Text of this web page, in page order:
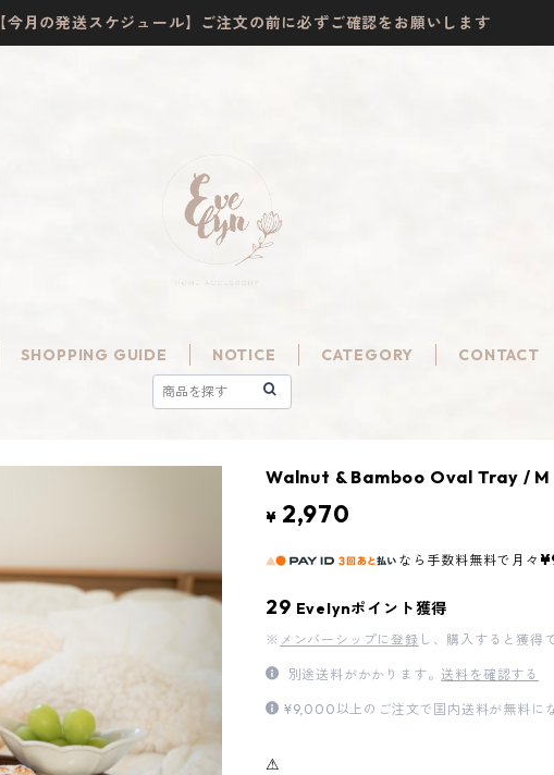
【今月の発送スケジュール】ご注文の前に必ずご確認をお願いします
SHOPPING GUIDE NOTICE CATEGORY CONTACT
Walnut & Bamboo Oval Tray / M
¥ 2,970
なら 手数料無料で 月々
29 Evelynポイント獲得
※ メンバーシップに登録 し、購入すると獲得
別途送料がかかります。送料を確認する
¥9,000以上のご注文で国内送料が無料に
⚠︎